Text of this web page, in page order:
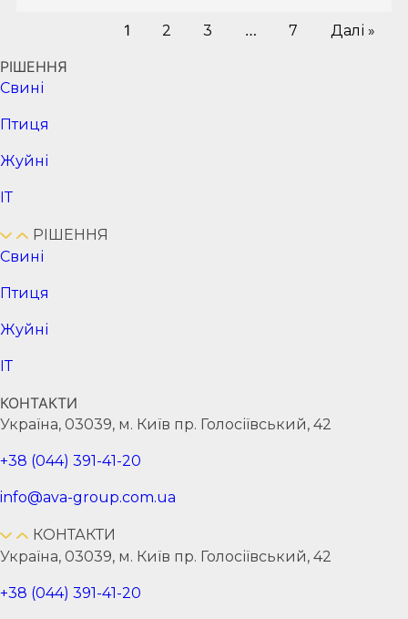
1 2 3 … 7 Далі »
РІШЕННЯ
Cвині
Птиця
Жуйні
ІТ
РІШЕННЯ
Cвині
Птиця
Жуйні
ІТ
КОНТАКТИ
Україна, 03039, м. Київ пр. Голосіївський, 42
+38 (044) 391-41-20
info@ava-group.com.ua
КОНТАКТИ
Україна, 03039, м. Київ пр. Голосіївський, 42
+38 (044) 391-41-20